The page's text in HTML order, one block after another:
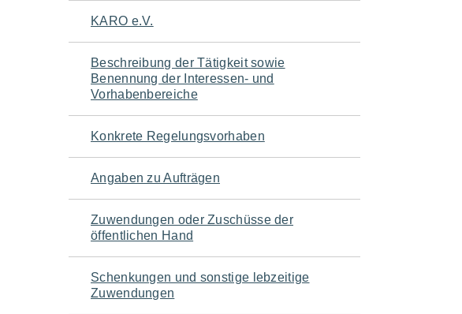
Navigation
für
den
Seiteninhalt
KARO e.V.
Beschreibung der Tätigkeit sowie
Benennung der Interessen- und
Vorhabenbereiche
Konkrete Regelungsvorhaben
Angaben zu Aufträgen
Zuwendungen oder Zuschüsse der
öffentlichen Hand
Schenkungen und sonstige lebzeitige
Zuwendungen